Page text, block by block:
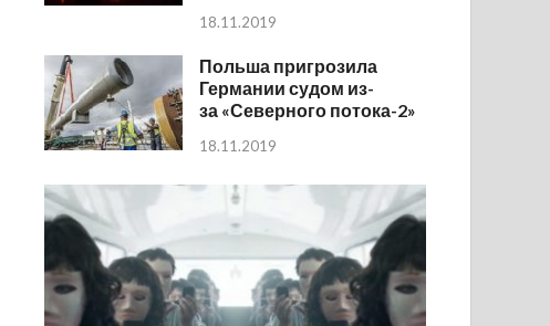
18.11.2019
Польша пригрозила
Германии судом из-
за «Северного потока-2»
18.11.2019